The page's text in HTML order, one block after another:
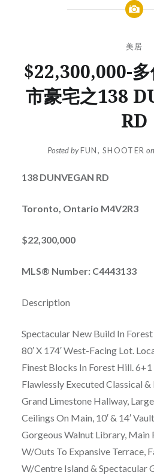
美居
$22,300,000-
市豪宅之138
RD
Posted byFUN, SHOOTER on
138 DUNVEGAN RD
Toronto, Ontario M4V2R3
$22,300,000
MLS® Number: C4443133
Description
Spectacular New Build In
80′ X 174′ West-Facing Lot.
Finest Blocks In Forest Hill.
Flawlessly Executed Classical
Grand Limestone Hallway,
Ceilings On Main, 10′ & 14′
Gorgeous Walnut Library, Main
W/Outs To Expansive Terrace,
W/Centre Island & Spectacular